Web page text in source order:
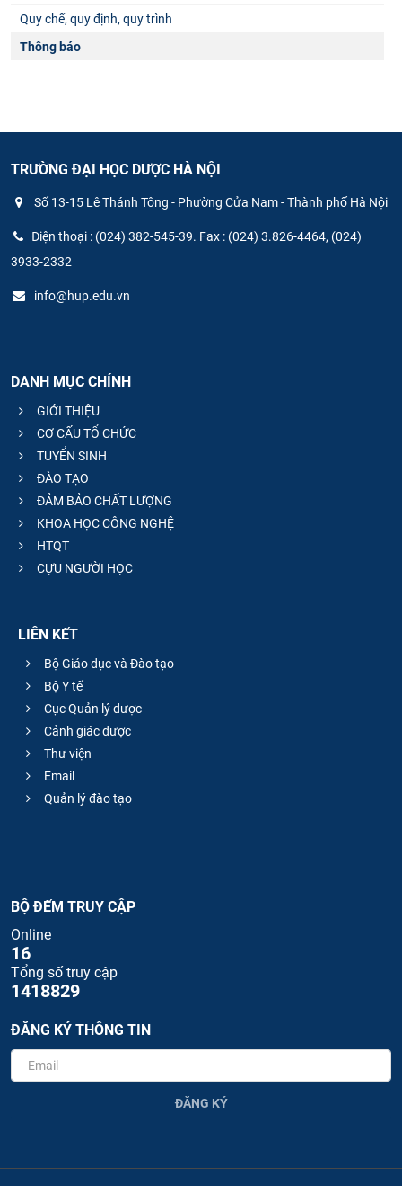
Quy chế, quy định, quy trình
Thông báo
TRƯỜNG ĐẠI HỌC DƯỢC HÀ NỘI
Số 13-15 Lê Thánh Tông - Phường Cửa Nam - Thành phố Hà Nội
Điện thoại : (024) 382-545-39. Fax : (024) 3.826-4464, (024)
3933-2332
info@hup.edu.vn
DANH MỤC CHÍNH
GIỚI THIỆU
CƠ CẤU TỔ CHỨC
TUYỂN SINH
ĐÀO TẠO
ĐẢM BẢO CHẤT LƯỢNG
KHOA HỌC CÔNG NGHỆ
HTQT
CỰU NGƯỜI HỌC
LIÊN KẾT
Bộ Giáo dục và Đào tạo
Bộ Y tế
Cục Quản lý dược
Cảnh giác dược
Thư viện
Email
Quản lý đào tạo
BỘ ĐẾM TRUY CẬP
Online
16
Tổng số truy cập
1418829
ĐĂNG KÝ THÔNG TIN
ĐĂNG KÝ